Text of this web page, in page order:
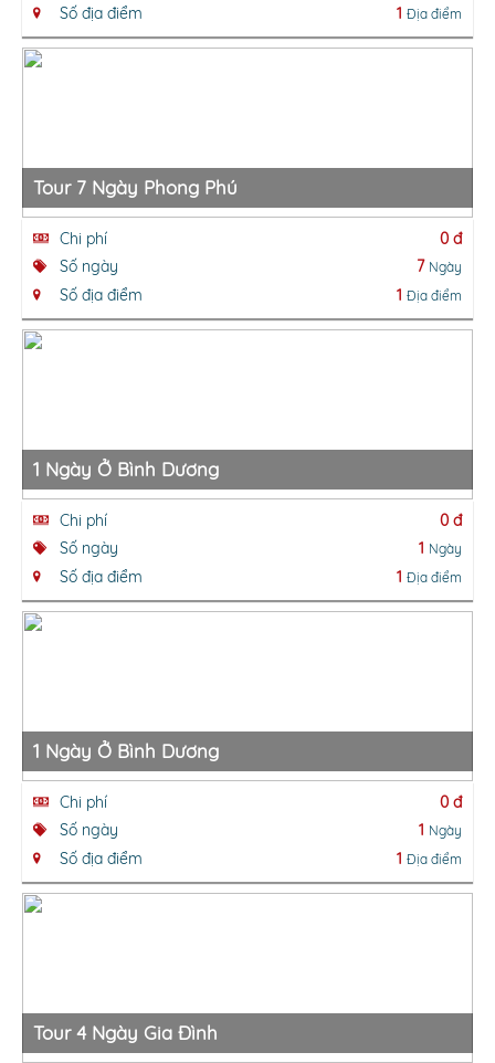
Số địa điểm 1 Địa điểm
Tour 7 Ngày Phong Phú
Chi phí
0 đ
Số ngày
7 Ngày
Số địa điểm 1 Địa điểm
1 Ngày Ở Bình Dương
Chi phí
0 đ
Số ngày
1 Ngày
Số địa điểm 1 Địa điểm
1 Ngày Ở Bình Dương
Chi phí
0 đ
Số ngày
1 Ngày
Số địa điểm 1 Địa điểm
Tour 4 Ngày Gia Đình